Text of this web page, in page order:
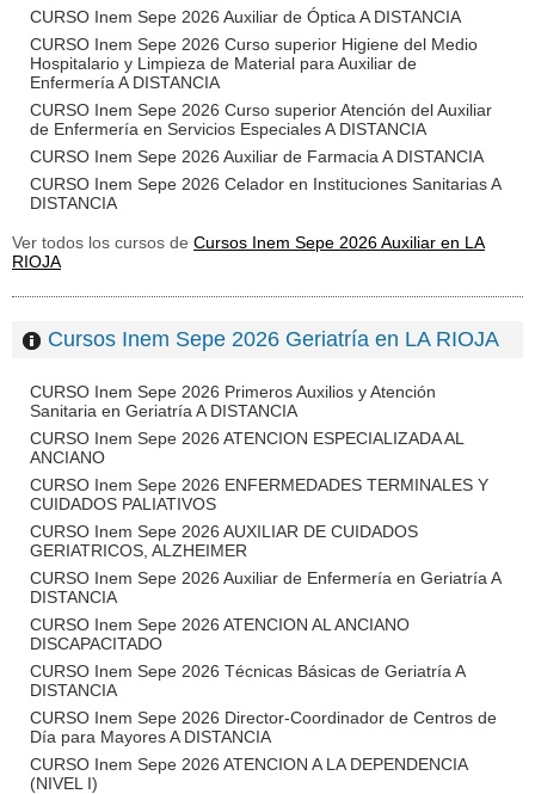
CURSO Inem Sepe 2026 Auxiliar de Óptica A DISTANCIA
CURSO Inem Sepe 2026 Curso superior Higiene del Medio
Hospitalario y Limpieza de Material para Auxiliar de
Enfermería A DISTANCIA
CURSO Inem Sepe 2026 Curso superior Atención del Auxiliar
de Enfermería en Servicios Especiales A DISTANCIA
CURSO Inem Sepe 2026 Auxiliar de Farmacia A DISTANCIA
CURSO Inem Sepe 2026 Celador en Instituciones Sanitarias A
DISTANCIA
Ver todos los cursos de Cursos Inem Sepe 2026 Auxiliar en LA
RIOJA
Cursos Inem Sepe 2026 Geriatría en LA RIOJA
CURSO Inem Sepe 2026 Primeros Auxilios y Atención
Sanitaria en Geriatría A DISTANCIA
CURSO Inem Sepe 2026 ATENCION ESPECIALIZADA AL
ANCIANO
CURSO Inem Sepe 2026 ENFERMEDADES TERMINALES Y
CUIDADOS PALIATIVOS
CURSO Inem Sepe 2026 AUXILIAR DE CUIDADOS
GERIATRICOS, ALZHEIMER
CURSO Inem Sepe 2026 Auxiliar de Enfermería en Geriatría A
DISTANCIA
CURSO Inem Sepe 2026 ATENCION AL ANCIANO
DISCAPACITADO
CURSO Inem Sepe 2026 Técnicas Básicas de Geriatría A
DISTANCIA
CURSO Inem Sepe 2026 Director-Coordinador de Centros de
Día para Mayores A DISTANCIA
CURSO Inem Sepe 2026 ATENCION A LA DEPENDENCIA
(NIVEL I)